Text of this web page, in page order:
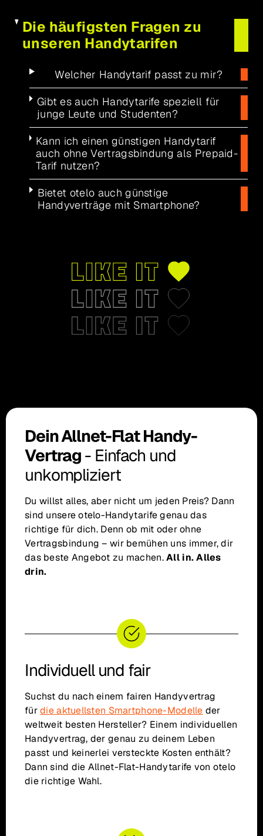
Die häufigsten Fragen zu
unseren Handytarifen
Welcher Handytarif passt zu mir?
Gibt es auch Handytarife speziell für
junge Leute und Studenten?
Kann ich einen günstigen Handytarif
auch ohne Vertragsbindung als Prepaid-
Tarif nutzen?
Bietet otelo auch günstige
Handyverträge mit Smartphone?
Dein Allnet-Flat Handy-
Vertrag- Einfach und
unkompliziert
Du willst alles, aber nicht um jeden Preis? Dann
sind unsere otelo-Handytarife genau das
richtige für dich. Denn ob mit oder ohne
Vertragsbindung – wir bemühen uns immer, dir
das beste Angebot zu machen.All in. Alles
drin.
Individuell und fair
Suchst du nach einem fairen Handyvertrag
fürdie aktuellsten Smartphone-Modelle der
weltweit besten Hersteller? Einem individuellen
Handyvertrag, der genau zu deinem Leben
passt und keinerlei versteckte Kosten enthält?
Dann sind die Allnet-Flat-Handytarife von otelo
die richtige Wahl.